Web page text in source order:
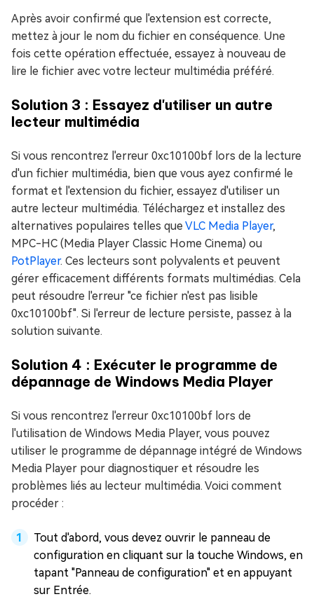
Après avoir confirmé que l'extension est correcte,
mettez à jour le nom du fichier en conséquence. Une
fois cette opération effectuée, essayez à nouveau de
lire le fichier avec votre lecteur multimédia préféré.
Solution 3 : Essayez d'utiliser un autre
lecteur multimédia
Si vous rencontrez l'erreur 0xc10100bf lors de la lecture
d'un fichier multimédia, bien que vous ayez confirmé le
format et l'extension du fichier, essayez d'utiliser un
autre lecteur multimédia. Téléchargez et installez des
alternatives populaires telles que VLC Media Player,
MPC-HC (Media Player Classic Home Cinema) ou
PotPlayer. Ces lecteurs sont polyvalents et peuvent
gérer efficacement différents formats multimédias. Cela
peut résoudre l'erreur "ce fichier n'est pas lisible
0xc10100bf". Si l'erreur de lecture persiste, passez à la
solution suivante.
Solution 4 : Exécuter le programme de
dépannage de Windows Media Player
Si vous rencontrez l'erreur 0xc10100bf lors de
l'utilisation de Windows Media Player, vous pouvez
utiliser le programme de dépannage intégré de Windows
Media Player pour diagnostiquer et résoudre les
problèmes liés au lecteur multimédia. Voici comment
procéder :
Tout d'abord, vous devez ouvrir le panneau de
configuration en cliquant sur la touche Windows, en
tapant "Panneau de configuration" et en appuyant
sur Entrée.